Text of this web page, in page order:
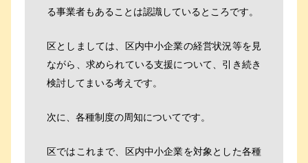
る事業者もあることは認識しているところです。
区としましては、区内中小企業の経営状況等を見
ながら、求められている支援について、引き続き
検討してまいる考えです。
次に、各種制度の周知についてです。
区ではこれまで、区内中小企業を対象とした各種